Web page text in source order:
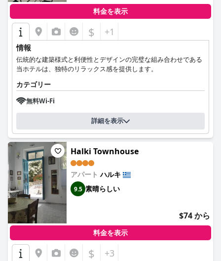
料金を表示
$ +1
情報
伝統的な建築様式と利便性とデザインの完璧な組み合わせである
当ホテルは、独特のリラックス感を提供します。
カテゴリー
無料Wi-Fi
詳細を表示
Halki Townhouse
アパートハルキ
9.5 素晴らしい
$74 から
料金を表示
$ +3